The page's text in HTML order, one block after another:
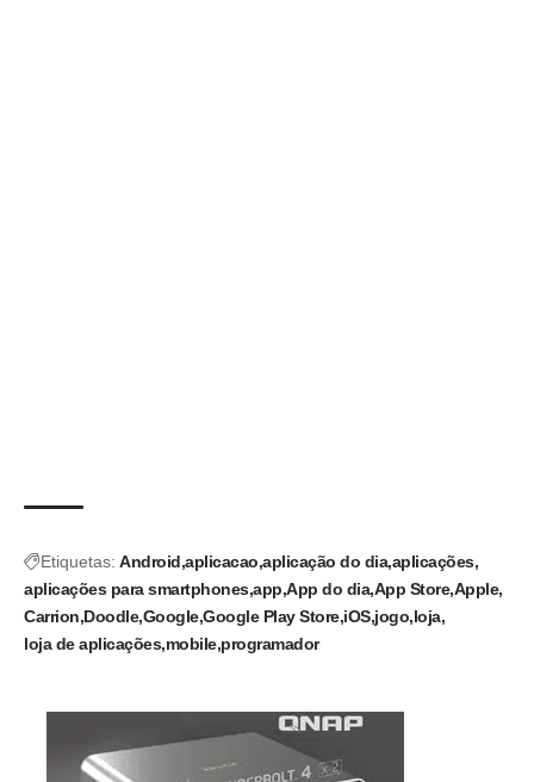
Etiquetas: Android aplicacao aplicação do dia aplicações
aplicações para smartphones app App do dia App Store Apple
Carrion Doodle Google Google Play Store iOS jogo loja
loja de aplicações mobile programador